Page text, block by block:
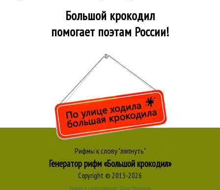
Большой крокодил
помогает поэтам России!
Рифмы к слову "ляпнуть"
Генератор рифм «Большой крокодил»
Copyright © 2013-2026
Рифма и стихосложение Стихи Пушкина